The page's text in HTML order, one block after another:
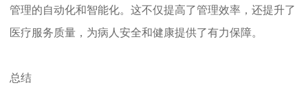
管理的自动化和智能化。这不仅提高了管理效率，还提升了
医疗服务质量，为病人安全和健康提供了有力保障。
总结